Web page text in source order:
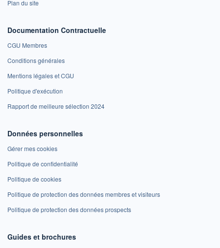
Plan du site
Documentation Contractuelle
CGU Membres
Conditions générales
Mentions légales et CGU
Politique d'exécution
Rapport de meilleure sélection 2024
Données personnelles
Gérer mes cookies
Politique de confidentialité
Politique de cookies
Politique de protection des données membres et visiteurs
Politique de protection des données prospects
Guides et brochures